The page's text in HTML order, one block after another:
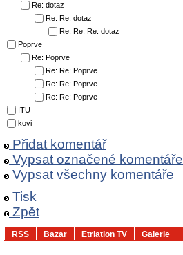
Re: dotaz
Re: Re: dotaz
Re: Re: Re: dotaz
Poprve
Re: Poprve
Re: Re: Poprve
Re: Re: Poprve
Re: Re: Poprve
ITU
kovi
Přidat komentář
Vypsat označené komentáře
Vypsat všechny komentáře
Tisk
Zpět
RSS Bazar Etriatlon TV Galerie